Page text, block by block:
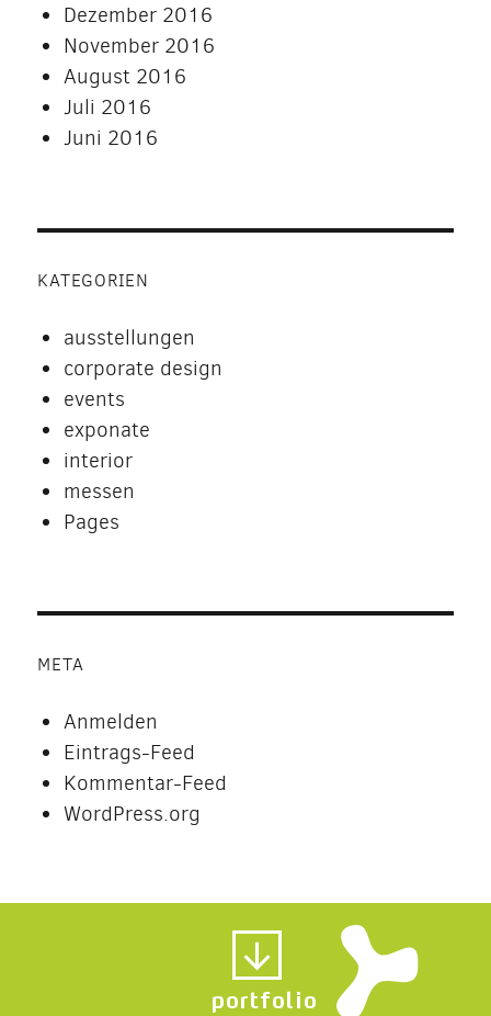
Dezember 2016
November 2016
August 2016
Juli 2016
Juni 2016
KATEGORIEN
ausstellungen
corporate design
events
exponate
interior
messen
Pages
META
Anmelden
Eintrags-Feed
Kommentar-Feed
WordPress.org
portfolio